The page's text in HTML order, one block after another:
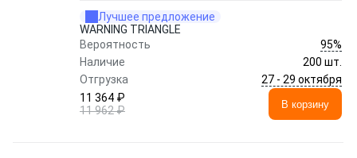
Лучшее предложение
WARNING TRIANGLE
Вероятность
95%
Наличие
200 шт.
Отгрузка
27 - 29 октября
11 364 ₽
11 962 ₽
В корзину